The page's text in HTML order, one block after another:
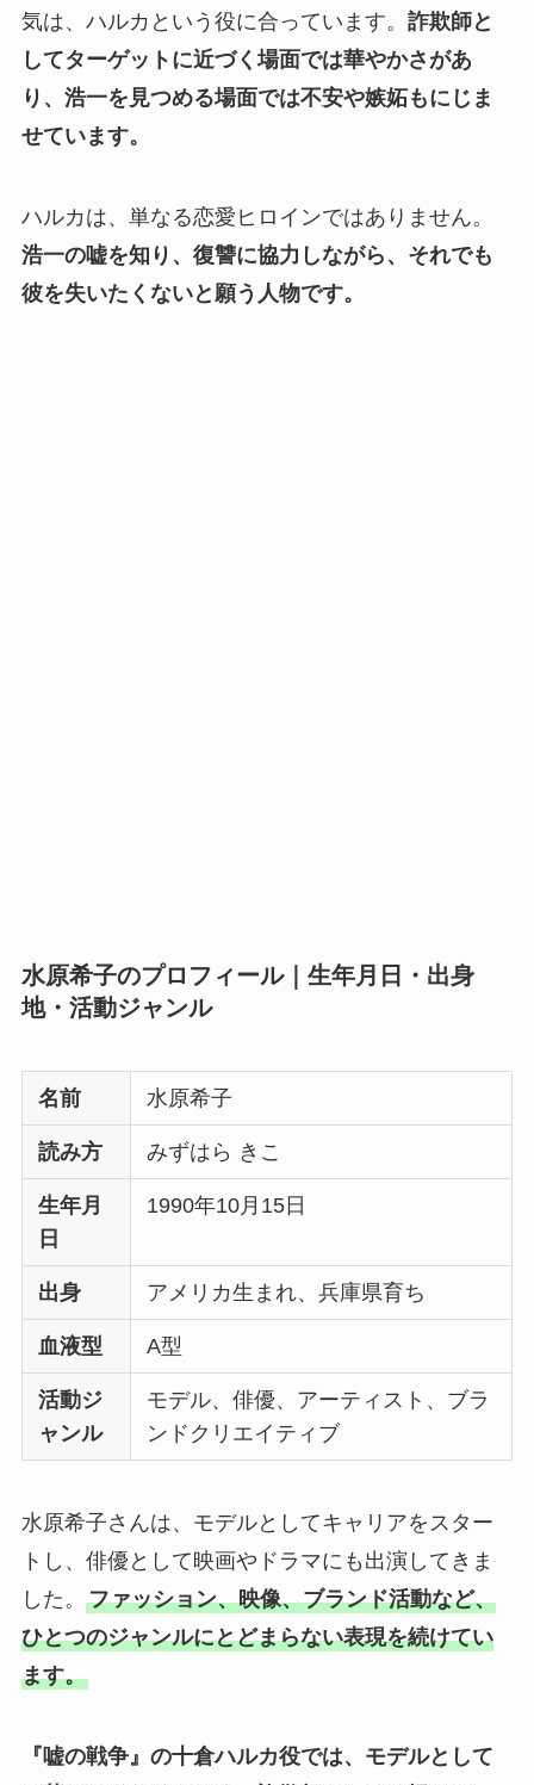
気は、ハルカという役に合っています。 詐欺師と
してターゲットに近づく場面では華やかさがあ
り、浩一を見つめる場面では不安や嫉妬もにじま
せています。
ハルカは、単なる恋愛ヒロインではありません。
浩一の嘘を知り、復讐に協力しながら、それでも
彼を失いたくないと願う人物です。
水原希子のプロフィール｜生年月日・出身
地・活動ジャンル
名前 水原希子
読み方 みずはら きこ
生年月
日
1990年10月15日
出身 アメリカ生まれ、兵庫県育ち
血液型 A型
活動ジ
ャンル
モデル、俳優、アーティスト、ブラ
ンドクリエイティブ
水原希子さんは、モデルとしてキャリアをスター
トし、俳優として映画やドラマにも出演してきま
した。 ファッション、映像、ブランド活動など、
ひとつのジャンルにとどまらない表現を続けてい
ます。
『嘘の戦争』の十倉ハルカ役では、モデルとして